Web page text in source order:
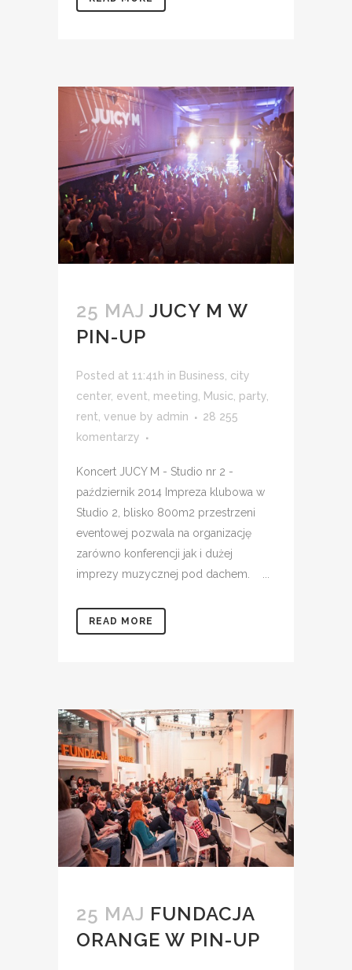
25 MAJ JUCY M W
PIN-UP
Posted at 11:41h in Business, city
center, event, meeting, Music, party,
rent, venue by admin
28 255
komentarzy
Koncert JUCY M - Studio nr 2 -
październik 2014 Impreza klubowa w
Studio 2, blisko 800m2 przestrzeni
eventowej pozwala na organizację
zarówno konferencji jak i dużej
imprezy muzycznej pod dachem. ...
READ MORE
25 MAJ FUNDACJA
ORANGE W PIN-UP